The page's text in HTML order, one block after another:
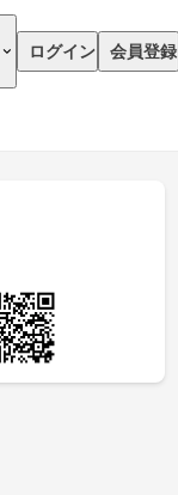
ログイン 会員登録